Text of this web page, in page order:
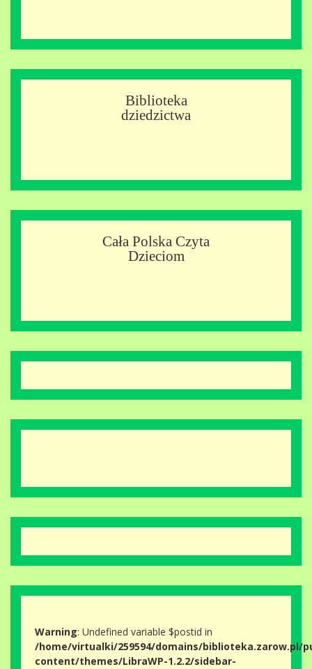
Biblioteka
dziedzictwa
Cała Polska Czyta
Dzieciom
Warning: Undefined variable $postid in
/home/virtualki/259594/domains/biblioteka.zarow.pl/
content/themes/LibraWP-1.2.2/sidebar-